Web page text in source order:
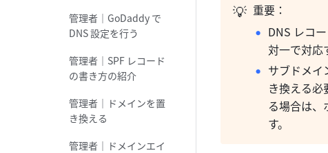
管理者｜GoDaddy で
DNS 設定を行う
管理者｜SPF レコード
の書き方の紹介
管理者｜ドメインを置
き換える
管理者｜ドメインエイ
💡 重要：
DNS レコ
対一で対応
サブドメイ
き換える
る場合は
す。